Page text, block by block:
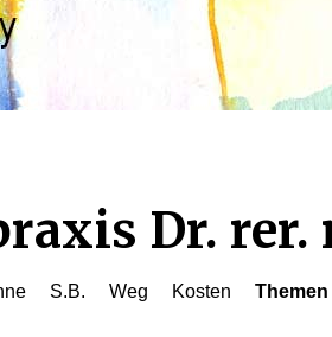
Dr. rer.
S.B. Weg Kosten Themen